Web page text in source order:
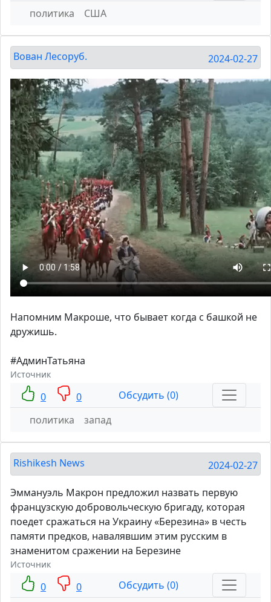
политика
США
Вован Лесоруб. 2024-02-27
Напомним Макроше, что бывает когда с башкой не
дружишь.
#АдминТатьяна
Источник
0 0
Обсудить (0)
политика
запад
Rishikesh News 2024-02-27
Эммануэль Макрон предложил назвать первую
французскую добровольческую бригаду, которая
поедет сражаться на Украину «Березина» в честь
памяти предков, навалявшим этим русским в
знаменитом сражении на Березине
Источник
0 0
Обсудить (0)